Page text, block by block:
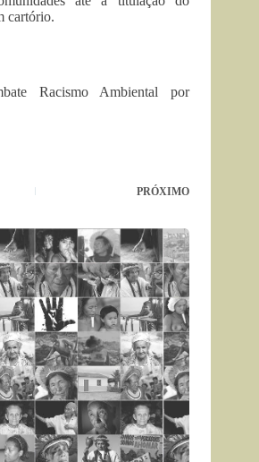
cartório.
Racismo Ambiental por
PRÓXIMO